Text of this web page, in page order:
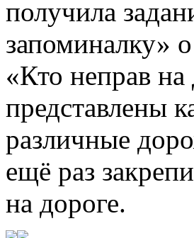
получила
запоминалку»
«Кто неправ
представлены
различные
ещё раз
на дороге.